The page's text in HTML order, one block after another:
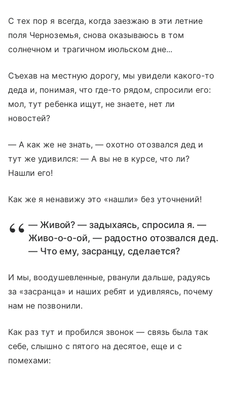
С тех пор я всегда, когда заезжаю в эти летние
поля Черноземья, снова оказываюсь в том
солнечном и трагичном июльском дне...
Съехав на местную дорогу, мы увидели какого-то
деда и, понимая, что где-то рядом, спросили его:
мол, тут ребенка ищут, не знаете, нет ли
новостей?
— А как же не знать, — охотно отозвался дед и
тут же удивился: — А вы не в курсе, что ли?
Нашли его!
Как же я ненавижу это «нашли» без уточнений!
— Живой? — задыхаясь, спросила я. —
Живо-о-о-ой, — радостно отозвался дед.
— Что ему, засранцу, сделается?
И мы, воодушевленные, рванули дальше, радуясь
за «засранца» и наших ребят и удивляясь, почему
нам не позвонили.
Как раз тут и пробился звонок — связь была так
себе, слышно с пятого на десятое, еще и с
помехами: